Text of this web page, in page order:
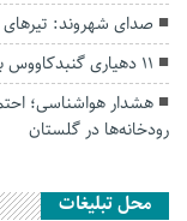
صدای شهروند:
۱۱ دهیاری گنبدکاووس به شبکه حفاظت مردمی منابع طبیعی پیوستند
هشدار هواشناسی؛
رودخانه‌ها در گلستان
محل تبلیغات